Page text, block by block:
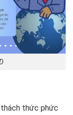
thách thức phức